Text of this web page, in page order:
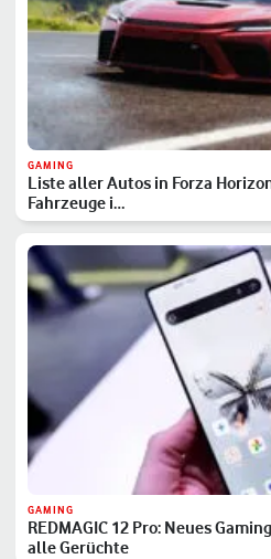
GAMING
Liste aller Autos in Forza
Fahrzeuge i…
GAMING
REDMAGIC 12 Pro: Neues
alle Gerüchte